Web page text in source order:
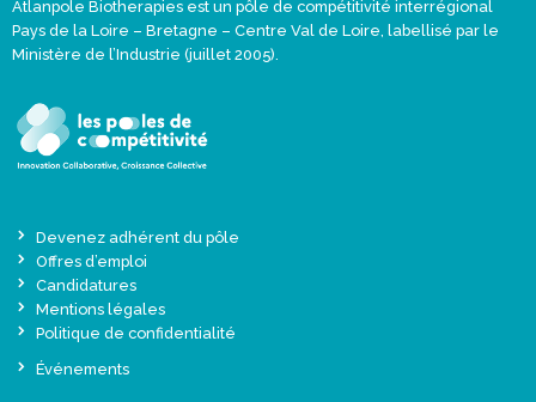
Atlanpole Biotherapies est un pôle de compétitivité interrégional
Pays de la Loire – Bretagne – Centre Val de Loire, labellisé par le
Ministère de l’Industrie (juillet 2005).
Devenez adhérent du pôle
Offres d’emploi
Candidatures
Mentions légales
Politique de confidentialité
Événements